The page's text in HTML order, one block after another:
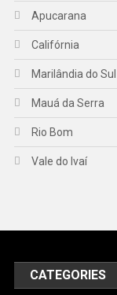
Apucarana
Califórnia
Marilândia do Sul
Mauá da Serra
Rio Bom
Vale do Ivaí
CATEGORIES